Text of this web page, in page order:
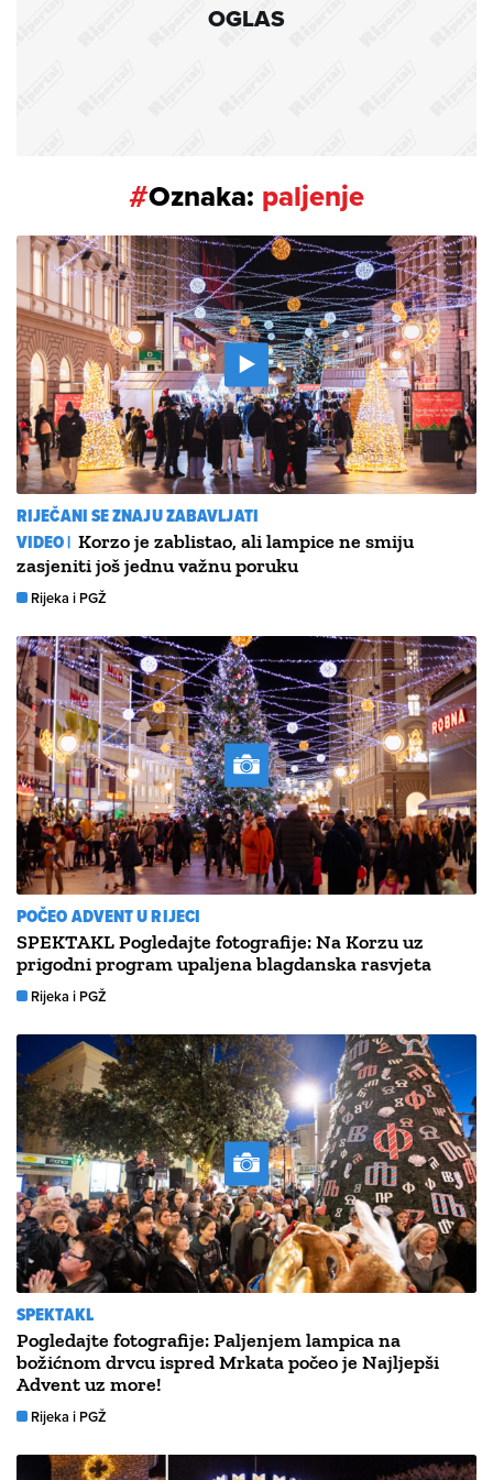
OGLAS
#Oznaka: paljenje
RIJEČANI SE ZNAJU ZABAVLJATI
VIDEO | Korzo je zablistao, ali lampice ne smiju
zasjeniti još jednu važnu poruku
Rijeka i PGŽ
POČEO ADVENT U RIJECI
SPEKTAKL Pogledajte fotografije: Na Korzu uz
prigodni program upaljena blagdanska rasvjeta
Rijeka i PGŽ
SPEKTAKL
Pogledajte fotografije: Paljenjem lampica na
božićnom drvcu ispred Mrkata počeo je Najljepši
Advent uz more!
Rijeka i PGŽ